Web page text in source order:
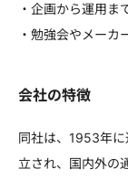
・企画から運用ま
・勉強会やメーカ
会社の特徴
同社は、1953年
立され、国内外の